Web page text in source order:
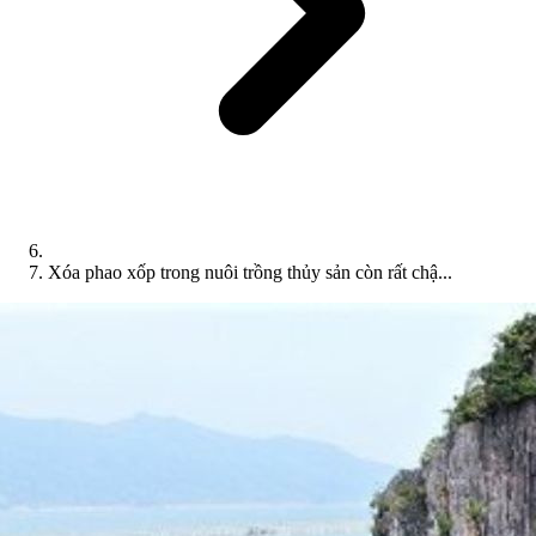
Xóa phao xốp trong nuôi trồng thủy sản còn rất chậ...